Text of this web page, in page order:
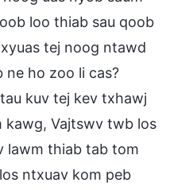
loo thiab sau qoob
tej noog ntawd
ho zoo li cas?
kuv tej kev txhawj
kawg, Vajtswv twb los
lawm thiab tab tom
ntxuav kom peb